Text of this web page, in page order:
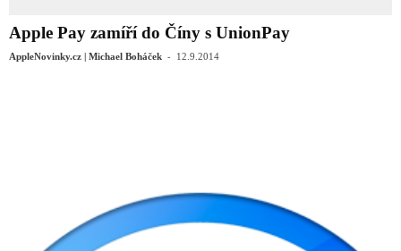
Apple Pay zamíří do Číny s UnionPay
AppleNovinky.cz | Michael Boháček - 12.9.2014